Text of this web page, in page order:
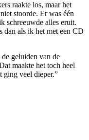
raakte los, maar het
stoorde. Er was één
schreeuwde alles eruit.
dan als ik het met een CD
geluiden van de
maakte het toch heel
ging veel dieper.”